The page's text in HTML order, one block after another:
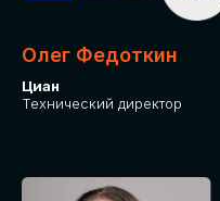
Олег Федоткин
Циан
Технический директор